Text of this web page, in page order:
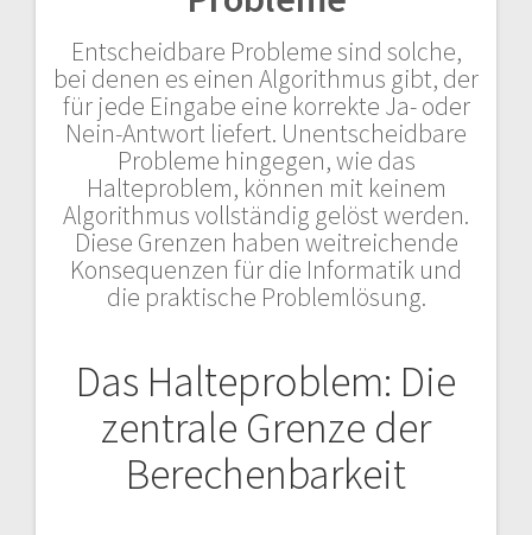
Entscheidbare Probleme sind solche,
bei denen es einen Algorithmus gibt, der
für jede Eingabe eine korrekte Ja- oder
Nein-Antwort liefert. Unentscheidbare
Probleme hingegen, wie das
Halteproblem, können mit keinem
Algorithmus vollständig gelöst werden.
Diese Grenzen haben weitreichende
Konsequenzen für die Informatik und
die praktische Problemlösung.
Das Halteproblem: Die
zentrale Grenze der
Berechenbarkeit